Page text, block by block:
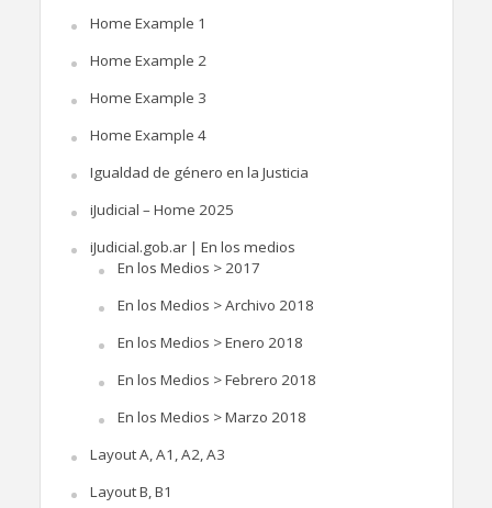
Home Example 1
Home Example 2
Home Example 3
Home Example 4
Igualdad de género en la Justicia
iJudicial – Home 2025
iJudicial.gob.ar | En los medios
En los Medios > 2017
En los Medios > Archivo 2018
En los Medios > Enero 2018
En los Medios > Febrero 2018
En los Medios > Marzo 2018
Layout A, A1, A2, A3
Layout B, B1